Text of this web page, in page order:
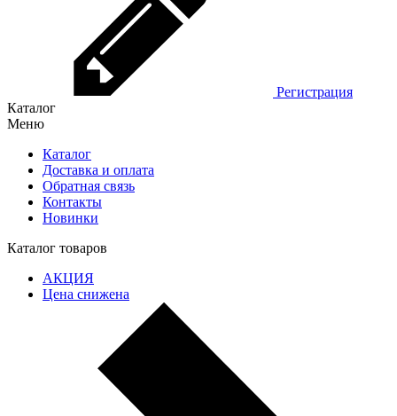
Регистрация
Каталог
Меню
Каталог
Доставка и оплата
Обратная связь
Контакты
Новинки
Каталог товаров
АКЦИЯ
Цена снижена